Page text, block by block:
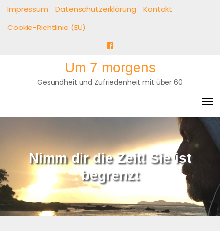
Skip
content
Impressum Datenschutzerklärung
Kontakt
Cookie-Richtlinie (EU)
Facebook
Um 7 morgens
Gesundheit und Zufriedenheit mit über 60
Nimm dir die Zeit! Sie ist
begrenzt